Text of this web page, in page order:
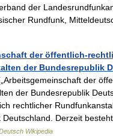
der
Rundfunk,
der öffentlich-
der Bundesrepublik
der
der Bundesrepublik
rechtlicher
Deutschland. Derzeit
Wikipedia